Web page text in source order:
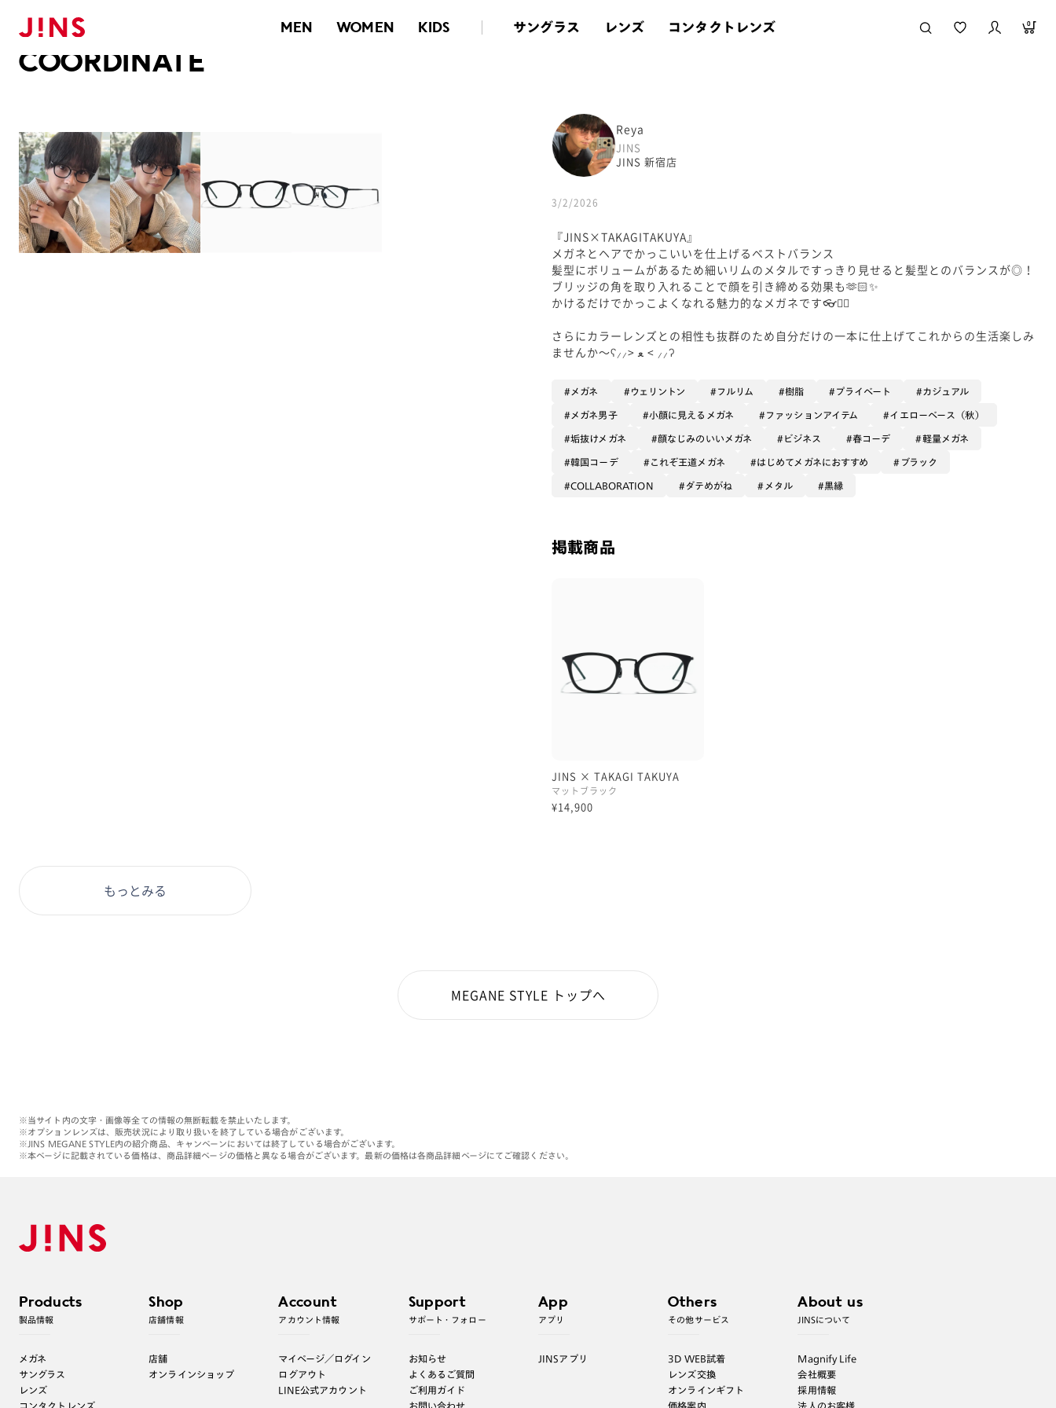
MEN WOMEN KIDS サングラス レンズ コンタクトレンズ 0
メガネのJINS TOP
COORDINATE
Reya
JINS
JINS 新宿店
3/2/2026
『JINS×TAKAGITAKUYA』
メガネとヘアでかっこいいを仕上げるベストバランス
髪型にボリュームがあるため細いリムのメタルですっきり見せると髪型とのバランスが◎！
ブリッジの角を取り入れることで顔を引き締める効果も🫶🏻✨
かけるだけでかっこよくなれる魅力的なメガネです👓👍🏻
さらにカラーレンズとの相性も抜群のため自分だけの一本に仕上げてこれからの生活楽しみ
ませんか〜ʕ⸝⸝> ﻌ < ⸝⸝ʔ
メガネ ウェリントン フルリム 樹脂 プライベート カジュアル
メガネ男子 小顔に見えるメガネ ファッションアイテム イエローベース（秋）
垢抜けメガネ 顔なじみのいいメガネ ビジネス 春コーデ 軽量メガネ
韓国コーデ これぞ王道メガネ はじめてメガネにおすすめ ブラック
COLLABORATION ダテめがね メタル 黒縁
掲載商品
JINS × TAKAGI TAKUYA
マットブラック
¥14,900
もっとみる
MEGANE STYLE トップへ
※当サイト内の文字・画像等全ての情報の無断転載を禁止いたします。
※オプションレンズは、販売状況により取り扱いを終了している場合がございます。
※JINS MEGANE STYLE内の紹介商品、キャンペーンにおいては終了している場合がございます。
※本ページに記載されている価格は、商品詳細ページの価格と異なる場合がございます。最新の価格は各商品詳細ページにてご確認ください。
Products
製品情報
メガネ
サングラス
レンズ
コンタクトレンズ
Shop
店舗情報
店舗
オンラインショップ
Account
アカウント情報
マイページ／ログイン
ログアウト
LINE公式アカウント
Support
サポート・フォロー
お知らせ
よくあるご質問
ご利用ガイド
お問い合わせ
App
アプリ
JINSアプリ
Others
その他サービス
3D WEB試着
レンズ交換
オンラインギフト
価格案内
About us
JINSについて
Magnify Life
会社概要
採用情報
法人のお客様